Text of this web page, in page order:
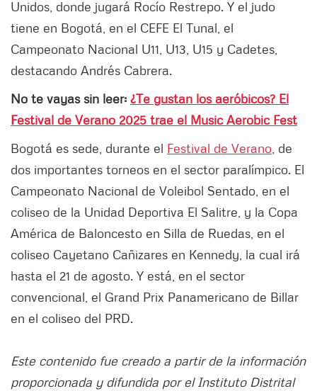
Unidos, donde jugará Rocío Restrepo. Y el judo
tiene en Bogotá, en el CEFE El Tunal, el
Campeonato Nacional U11, U13, U15 y Cadetes,
destacando Andrés Cabrera.
No te vayas sin leer: ¿Te gustan los aeróbicos? El
Festival de Verano 2025 trae el Music Aerobic Fest
Bogotá es sede, durante el Festival de Verano , de
dos importantes torneos en el sector paralímpico. El
Campeonato Nacional de Voleibol Sentado, en el
coliseo de la Unidad Deportiva El Salitre, y la Copa
América de Baloncesto en Silla de Ruedas, en el
coliseo Cayetano Cañizares en Kennedy, la cual irá
hasta el 21 de agosto. Y está, en el sector
convencional, el Grand Prix Panamericano de Billar
en el coliseo del PRD.
Este contenido fue creado a partir de la información
proporcionada y difundida por el Instituto Distrital